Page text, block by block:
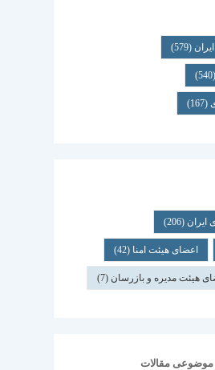
(579)
(167)
ایران (206)
اعضای هیئت امنا (42)
هیئت مدیره و بازرسان (7)
مقالات